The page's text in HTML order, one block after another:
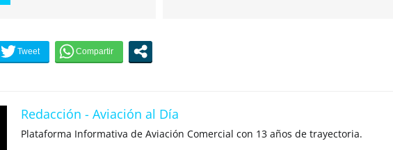
Redacción - Aviación al Día
Plataforma Informativa de Aviación Comercial con 13 años de trayectoria.